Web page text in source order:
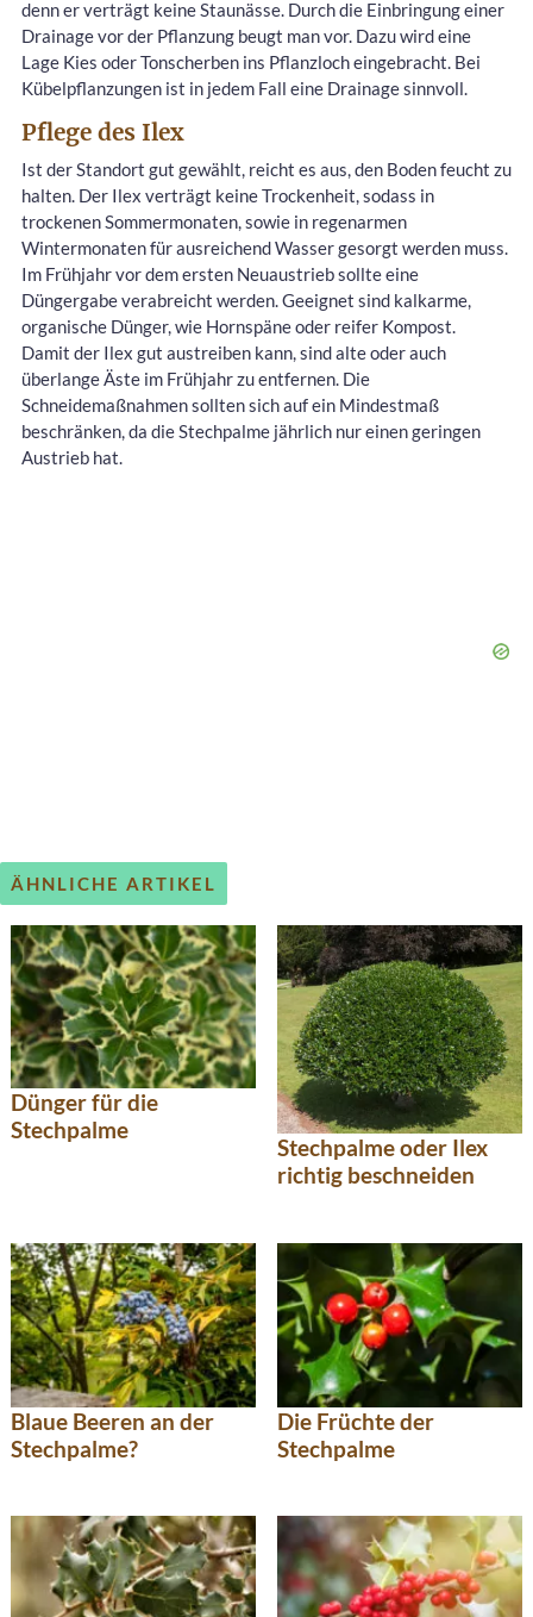
denn er verträgt keine Staunässe. Durch die Einbringung einer
Drainage vor der Pflanzung beugt man vor. Dazu wird eine
Lage Kies oder Tonscherben ins Pflanzloch eingebracht. Bei
Kübelpflanzungen ist in jedem Fall eine Drainage sinnvoll.
Pflege des Ilex
Ist der Standort gut gewählt, reicht es aus, den Boden feucht zu
halten. Der Ilex verträgt keine Trockenheit, sodass in
trockenen Sommermonaten, sowie in regenarmen
Wintermonaten für ausreichend Wasser gesorgt werden muss.
Im Frühjahr vor dem ersten Neuaustrieb sollte eine
Düngergabe verabreicht werden. Geeignet sind kalkarme,
organische Dünger, wie Hornspäne oder reifer Kompost.
Damit der Ilex gut austreiben kann, sind alte oder auch
überlange Äste im Frühjahr zu entfernen. Die
Schneidemaßnahmen sollten sich auf ein Mindestmaß
beschränken, da die Stechpalme jährlich nur einen geringen
Austrieb hat.
ÄHNLICHE ARTIKEL
Dünger für die
Stechpalme
Stechpalme oder Ilex
richtig beschneiden
Blaue Beeren an der
Stechpalme?
Die Früchte der
Stechpalme